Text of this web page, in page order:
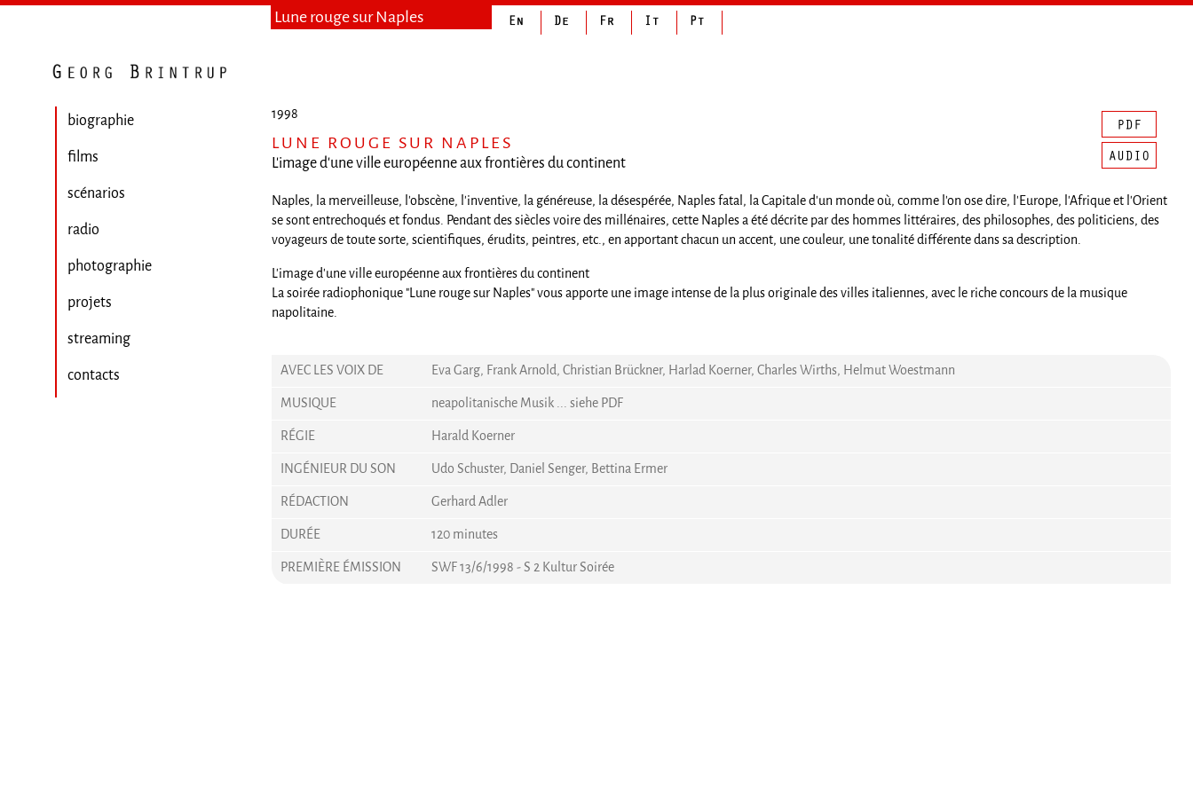
Lune rouge sur Naples
biographie
films
scénarios
radio
photographie
projets
streaming
contacts
1998
LUNE ROUGE SUR NAPLES
L'image d'une ville européenne aux frontières du continent
Naples, la merveilleuse, l'obscène, l'inventive, la généreuse, la désespérée, Naples fatal, la Capitale d'un monde où, comme l'on ose dire, l'Europe, l'Afrique et l'Orient
se sont entrechoqués et fondus. Pendant des siècles voire des millénaires, cette Naples a été décrite par des hommes littéraires, des philosophes, des politiciens, des
voyageurs de toute sorte, scientifiques, érudits, peintres, etc., en apportant chacun un accent, une couleur, une tonalité différente dans sa description.
L'image d'une ville européenne aux frontières du continent
La soirée radiophonique "Lune rouge sur Naples" vous apporte une image intense de la plus originale des villes italiennes, avec le riche concours de la musique
napolitaine.
AVEC LES VOIX DE
Eva Garg, Frank Arnold, Christian Brückner, Harlad Koerner, Charles Wirths, Helmut Woestmann
MUSIQUE
neapolitanische Musik ... siehe PDF
RÉGIE
Harald Koerner
INGÉNIEUR DU SON
Udo Schuster, Daniel Senger, Bettina Ermer
RÉDACTION
Gerhard Adler
DURÉE
120 minutes
PREMIÈRE ÉMISSION
SWF 13/6/1998 - S 2 Kultur Soirée